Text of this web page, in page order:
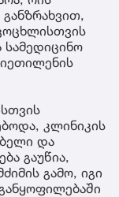
სამედიცინო
კლინიკის
და
გაუწია,
გამო, იგი